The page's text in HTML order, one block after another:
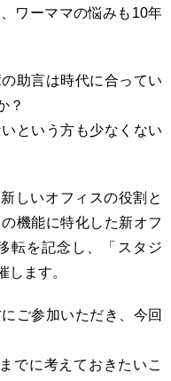
ワーママの悩みも10年
助言は時代に合ってい
？
という方も少なくない
しいオフィスの役割と
機能に特化した新オフ
転を記念し、「スタジ
します。
ご参加いただき、今回
でに考えておきたいこ